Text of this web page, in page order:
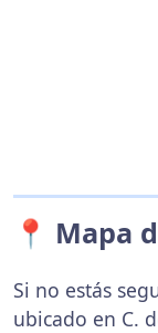
📍 Mapa
Si no estás
ubicado en C.